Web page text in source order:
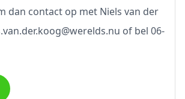
dan contact op met Niels van der
of bel 06-